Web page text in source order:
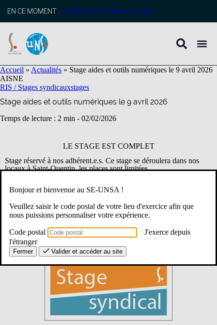
principal
EN CE MOMENT : profitez de l’adhésion anticipée
Accueil » Actualités » Stage aides et outils numériques le 9 avril 2026
AISNE
RIS / Stages syndicauxstages
Stage aides et outils numériques le 9 avril 2026
Temps de lecture : 2 min - 02/02/2026
LE STAGE EST COMPLET
Stage réservé à nos adhérent.e.s. Ce stage se déroulera dans nos
locaux à Saint-Quentin, les places sont limitées.
Le SE-Unsa de l’Aisne organise un stage « aides et outils
aura lieu le jeudi 9 avril à Saint-Quentin.Au programme de la
journée : des ressources numériques pour la classe, l’utilisation
d’intranet, l’intelligence artificielle, des ressources pour les élèves à
besoins éducatifs particuliers…La formation syndicale est un droit.
Chaque fonctionnaire stagiaire ou titulaire peut demander un congé
pour suivre des actions de formation syndicale dans la limite de 12
Bonjour et bienvenue au SE-UNSA !
Veuillez saisir le code postal de votre lieu d'exercice afin que
nous puissions personnaliser votre expérience.
Code postal
J'exerce depuis
l'étranger
Fermer Valider et accéder au site